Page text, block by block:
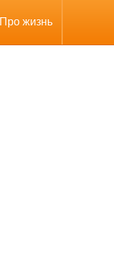
Про жизнь